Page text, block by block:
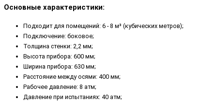
Основные характеристики:
Подходит для помещений: 6 - 8 м³ (кубических метров);
Подключение: боковое;
Толщина стенки: 2,2 мм;
Высота прибора: 600 мм;
Ширина прибора: 630 мм;
Расстояние между осями: 400 мм;
Рабочее давление: 8 атм;
Давление при испытаниях: 40 атм;